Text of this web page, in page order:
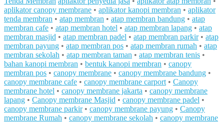
aplikator canopy membrane • aplikator kanopi membran • aplikator
tenda membran • atap membran • atap membran bandung • atap
membran cafe • atap membran hotel • atap membran lapang • atap
membran masjid • atap membran padel • atap membran parkir• atap
membran payung • atap membran pos • atap membran rumah • atap
membran sekolah • atap membran taman • atap membran tenis •
bahan kanopi membran • bentuk kanopi membran • canopy
membran pos • canopy membrane • canopy membrane bandung •
canopy membrane cafe • canopy membrane carport • Canopy
membrane hotel • canopy membrane jakarta • canopy membrane
lapang • Canopy membrane Masjid • canopy membrane padel •
canopy membrane parkir• canopy membrane payung • Canopy
membrane Rumah • canopy membrane sekolah • canopy membrane